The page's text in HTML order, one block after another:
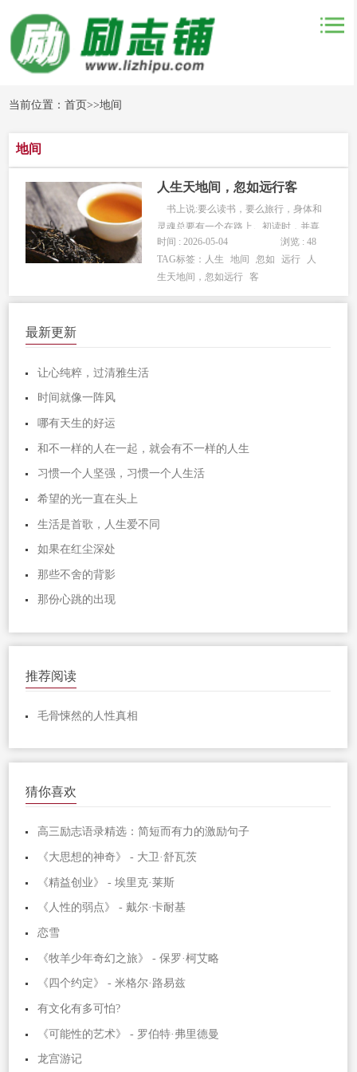
当前位置：首页>>地间
地间
人生天地间，忽如远行客
书上说:要么读书，要么旅行，身体和
灵魂总要有一个在路上。初读时，并喜
欢上了这句话，喜欢在路上的这种感
觉，也许是成长的路上，也许是梦想的
路上，或者，死亡的路上。生命永远都
时间 : 2026-05-04
浏览 : 48
TAG标签： 人生 地间 忽如 远行
人
生天地间，忽如远行 客
最新更新
让心纯粹，过清雅生活
时间就像一阵风
哪有天生的好运
和不一样的人在一起，就会有不一样的人生
习惯一个人坚强，习惯一个人生活
希望的光一直在头上
生活是首歌，人生爱不同
如果在红尘深处
那些不舍的背影
那份心跳的出现
推荐阅读
毛骨悚然的人性真相
猜你喜欢
高三励志语录精选：简短而有力的激励句子
《大思想的神奇》 - 大卫·舒瓦茨
《精益创业》 - 埃里克·莱斯
《人性的弱点》 - 戴尔·卡耐基
恋雪
《牧羊少年奇幻之旅》 - 保罗·柯艾略
《四个约定》 - 米格尔·路易兹
有文化有多可怕?
《可能性的艺术》 - 罗伯特·弗里德曼
龙宫游记